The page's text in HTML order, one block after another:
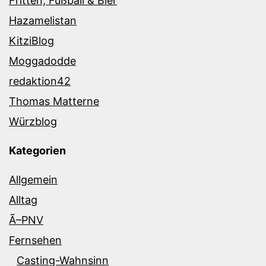
Hazamelistan
KitziBlog
Moggadodde
redaktion42
Thomas Matterne
Würzblog
Kategorien
Allgemein
Alltag
Ã–PNV
Fernsehen
Casting-Wahnsinn